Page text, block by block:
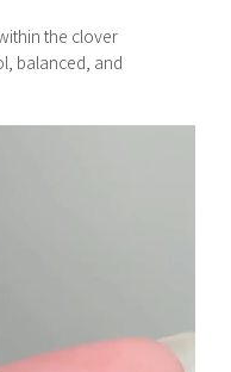
the clover
balanced, and